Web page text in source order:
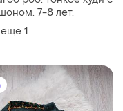
7-8 лет.
1